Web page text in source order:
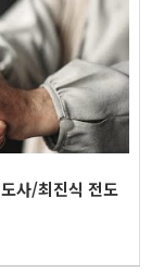
사/최진식 전도